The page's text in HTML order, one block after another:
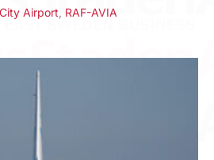
Airport RAF-AVIA